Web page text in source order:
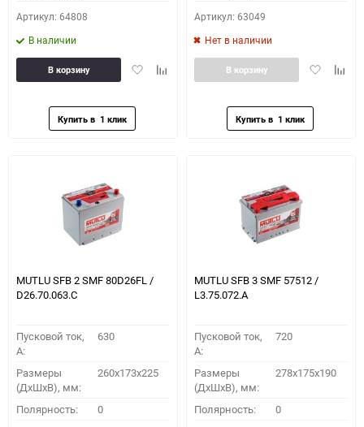
Артикул: 64808
В наличии
ДобавитьДобавить
В корзину
Артикул: 63049
Нет в наличии
Добавить
В корзину
MUTLU SFB 2 SMF 80D26FL /
D26.70.063.C
Пусковой ток,
A:
630
Размеры
(ДхШхВ), мм:
260x173x225
Полярность: 0
MUTLU SFB 3 SMF 57512 /
L3.75.072.A
Пусковой ток,
A:
720
Размеры
(ДхШхВ), мм:
278x175x190
Полярность: 0